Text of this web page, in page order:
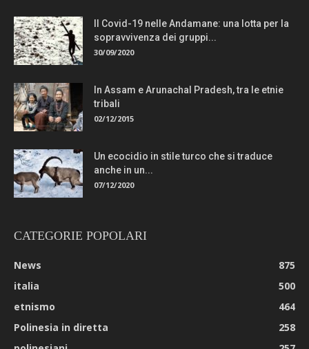
Il Covid-19 nelle Andamane: una lotta per la
sopravvivenza dei gruppi...
30/09/2020
In Assam e Arunachal Pradesh, tra le etnie
tribali
02/12/2015
Un ecocidio in stile turco che si traduce
anche in un...
07/12/2020
CATEGORIE POPOLARI
News
875
italia
500
etnismo
464
Polinesia in diretta
258